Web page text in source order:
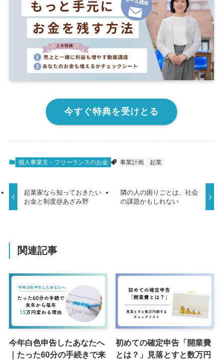
今すぐ特典を受けとる
個人事業主・フリーランスのお金 事業計画 起業
起業家なら知っておきたい
お金と制度@あざみ野
隣の人の困りごとは、社会
の課題かもしれない
関連記事
今年白色申告したあなたへ
｜たった60分の手続きで来
初めての確定申告「開業費
とは？」見落とすと数万円